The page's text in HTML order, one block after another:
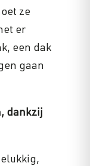
ze
er
een dak
gaan
dankzij